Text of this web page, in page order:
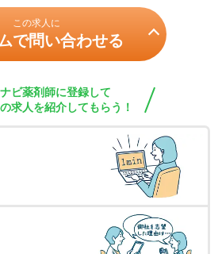
この求人に
で問い合わせる
ビ薬剤師に登録して
求人を紹介してもらう！